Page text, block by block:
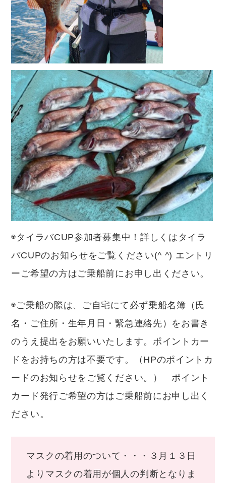
◉タイラバCUP参加者募集中！詳しくはタイラ
バCUPのお知らせをご覧ください(^ ^) エントリ
ーご希望の方はご乗船前にお申し出ください。
◉ご乗船の際は、ご自宅にて必ず乗船名簿（氏
名・ご住所・生年月日・緊急連絡先）をお書き
のうえ提出をお願いいたします。ポイントカー
ドをお持ちの方は不要です。（HPのポイントカ
ードのお知らせをご覧ください。） ポイント
カード発行ご希望の方はご乗船前にお申し出く
ださい。
マスクの着用のついて・・・３月１３日
よりマスクの着用が個人の判断となりま